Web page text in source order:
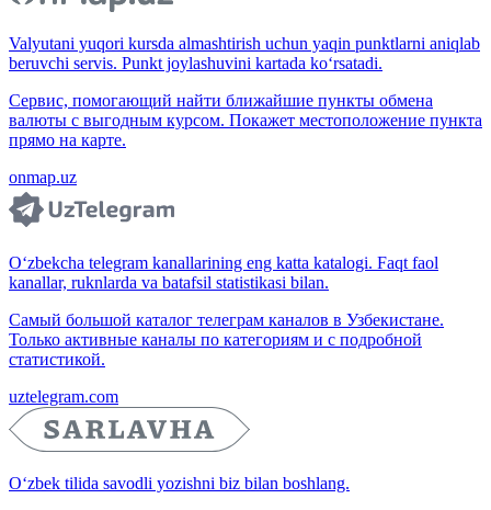
Valyutani yuqori kursda almashtirish uchun yaqin punktlarni aniqlab
beruvchi servis. Punkt joylashuvini kartada ko‘rsatadi.
Сервис, помогающий найти ближайшие пункты обмена
валюты с выгодным курсом. Покажет местоположение пункта
прямо на карте.
onmap.uz
O‘zbekcha telegram kanallarining eng katta katalogi. Faqt faol
kanallar, ruknlarda va batafsil statistikasi bilan.
Самый большой каталог телеграм каналов в Узбекистане.
Только активные каналы по категориям и с подробной
статистикой.
uztelegram.com
O‘zbek tilida savodli yozishni biz bilan boshlang.